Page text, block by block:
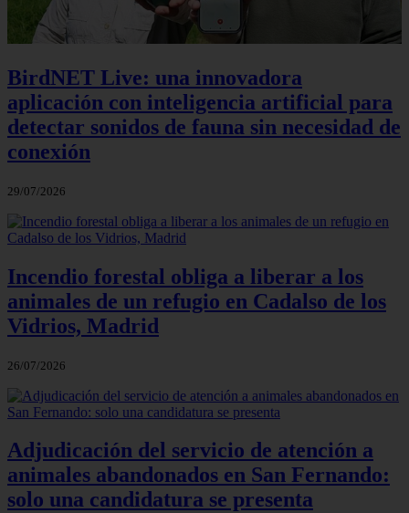
BirdNET Live: una innovadora
aplicación con inteligencia artificial para
detectar sonidos de fauna sin necesidad de
conexión
29/07/2026
Incendio forestal obliga a liberar a los
animales de un refugio en Cadalso de los
Vidrios, Madrid
26/07/2026
Adjudicación del servicio de atención a
animales abandonados en San Fernando:
solo una candidatura se presenta